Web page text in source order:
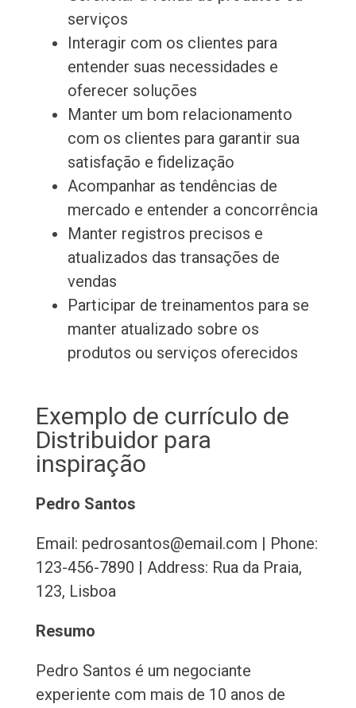
serviços
Interagir com os clientes para
entender suas necessidades e
oferecer soluções
Manter um bom relacionamento
com os clientes para garantir sua
satisfação e fidelização
Acompanhar as tendências de
mercado e entender a concorrência
Manter registros precisos e
atualizados das transações de
vendas
Participar de treinamentos para se
manter atualizado sobre os
produtos ou serviços oferecidos
Exemplo de currículo de
Distribuidor para
inspiração
Pedro Santos
Email: pedrosantos@email.com | Phone:
123-456-7890 | Address: Rua da Praia,
123, Lisboa
Resumo
Pedro Santos é um negociante
experiente com mais de 10 anos de